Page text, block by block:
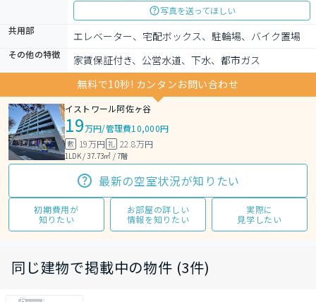
写真を送ってほしい
共用部
エレベーター、宅配ボックス、駐輪場、バイク置場
その他の特徴
家賃保証付き、公営水道、下水、都市ガス
無料で10秒! カンタンお問い合わせ
イストワール阿佐ヶ谷
19万円/管理費10,000円
敷 19万円 礼 22.8万円
1LDK / 37.73㎡ / 7階
最新の空室状況が知りたい
初期費用が
知りたい
お部屋の詳しい
情報を知りたい
実際に
見学したい
同じ建物で掲載中の物件 (3件)